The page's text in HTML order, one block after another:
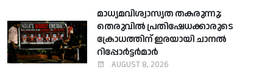
മാധ്യമവിശ്വാസ്യത തകരുന്നു;
തെരുവില്‍ പ്രതിഷേധക്കാരുടെ
ക്രോധത്തിന് ഇരയായി ചാനല്‍
റിപ്പോര്‍ട്ടര്‍മാര്‍
AUGUST 8, 2026